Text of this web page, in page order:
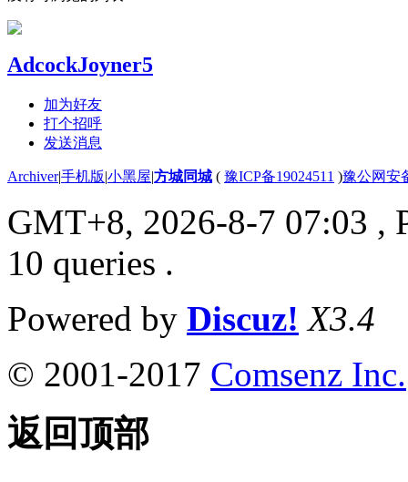
AdcockJoyner5
加为好友
打个招呼
发送消息
Archiver|手机版|小黑屋|方城同城 ( 豫ICP备19024511 )豫公网安
GMT+8, 2026-8-7 07:03 ,
10 queries .
Powered by Discuz! X3.4
© 2001-2017 Comsenz Inc.
返回顶部